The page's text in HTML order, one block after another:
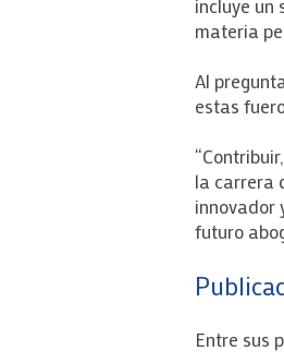
incluye un
materia
Al
estas
la carrera
innovador
futuro
Entre sus